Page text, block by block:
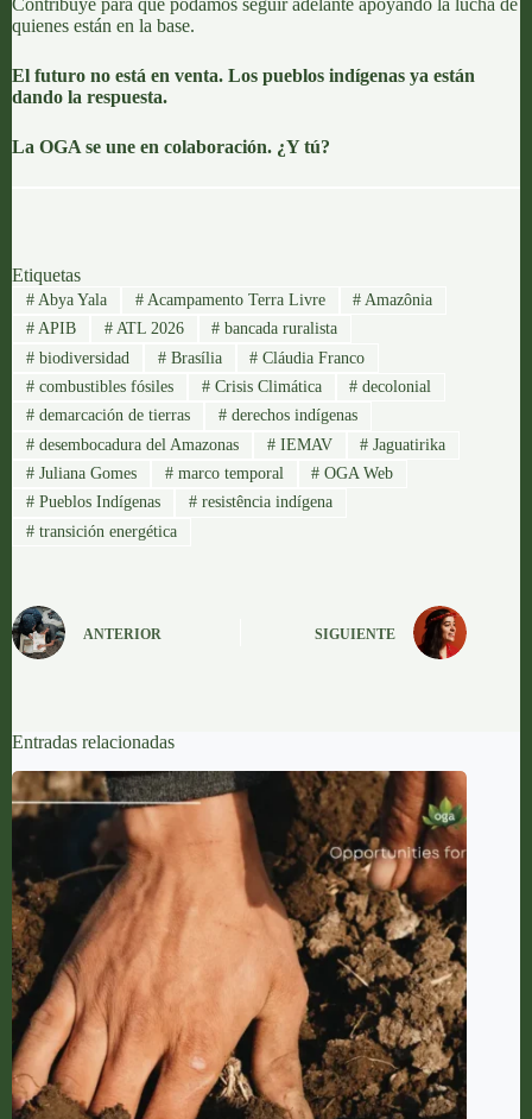
quienes están en la base.
El futuro no está en venta. Los pueblos indígenas ya están
dando la respuesta.
La OGA se une en colaboración. ¿Y tú?
Etiquetas
#Abya Yala #Acampamento Terra Livre # Amazônia
#APIB #ATL 2026 # bancada ruralista
#biodiversidad #Brasília # Cláudia Franco
#combustibles fósiles #Crisis Climática # decolonial
#demarcación de tierras #derechos indígenas
#desembocadura del Amazonas #IEMAV # Jaguatirika
#Juliana Gomes #marco temporal # OGA Web
#Pueblos Indígenas #resistência indígena
#transición energética
ANTERIOR SIGUIENTE
Entradas relacionadas